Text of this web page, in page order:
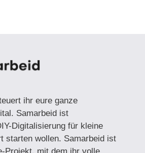
ihr eure ganze
Samarbeid ist
Digitalisierung für kleine
starten wollen. Samarbeid ist
Projekt, mit dem ihr volle